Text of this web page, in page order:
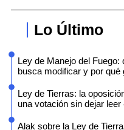
Lo Último
Ley de Manejo del Fuego:
busca modificar y por qué
Ley de Tierras: la
una votación sin dejar
Alak sobre la Ley de